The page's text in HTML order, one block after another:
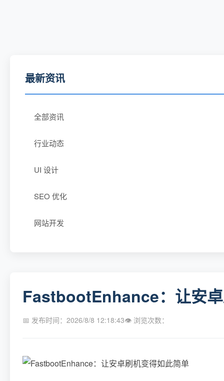
最新资讯
全部资讯
行业动态
UI 设计
SEO 优化
网站开发
FastbootEnhance：让安
📅 发布时间：2026/8/8 12:18:43👁 浏览次数：